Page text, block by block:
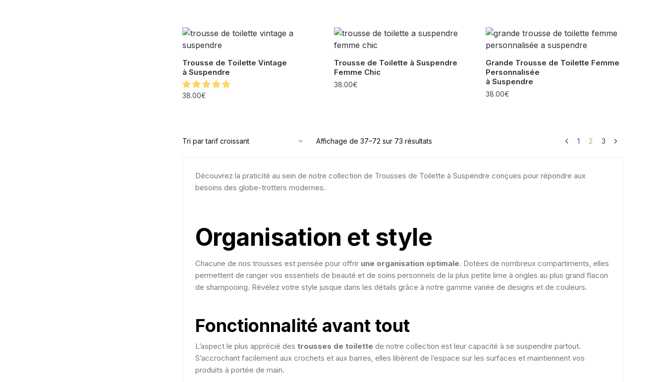
Trousse de Toilette Vintage
à Suspendre
38.00€
Trousse de Toilette à Suspendre
Femme Chic
38.00€
Grande Trousse de Toilette Femme
Personnalisée
à Suspendre
38.00€
Affichage de 37–72 sur 73 résultats 1 2 3
Découvrez la praticité au sein de notre collection de Trousses de Toilette à Suspendre conçues pour répondre aux
besoins des globe-trotters modernes.
Organisation et style
Chacune de nos trousses est pensée pour offrir une organisation optimale. Dotées de nombreux compartiments, elles
permettent de ranger vos essentiels de beauté et de soins personnels de la plus petite lime à ongles au plus grand flacon
de shampooing. Révélez votre style jusque dans les détails grâce à notre gamme variée de designs et de couleurs.
Fonctionnalité avant tout
L’aspect le plus apprécié des trousses de toilette de notre collection est leur capacité à se suspendre partout.
S’accrochant facilement aux crochets et aux barres, elles libèrent de l’espace sur les surfaces et maintiennent vos
produits à portée de main.